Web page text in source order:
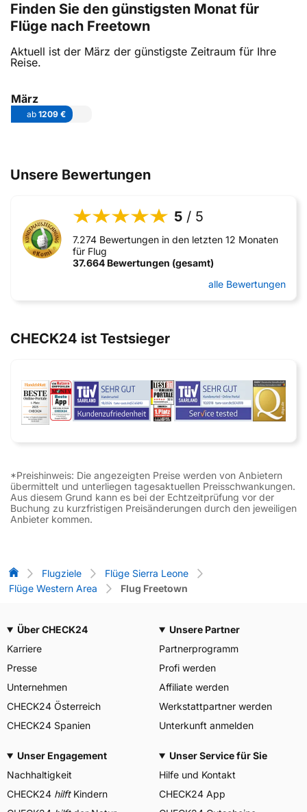
Finden Sie den günstigsten Monat für
Flüge nach Freetown
Aktuell ist der März der günstigste Zeitraum für Ihre
Reise.
März
ab 1209 €
Unsere Bewertungen
5 / 5
7.274 Bewertungen in den letzten 12 Monaten
für Flug
37.664 Bewertungen (gesamt)
alle Bewertungen
CHECK24 ist Testsieger
*Preishinweis: Die angezeigten Preise werden von Anbietern
übermittelt und unterliegen tagesaktuellen Preisschwankungen.
Aus diesem Grund kann es bei der Echtzeitprüfung vor der
Buchung zu kurzfristigen Preisänderungen durch den jeweiligen
Anbieter kommen.
Flug-Vergleich
Flugziele
Flüge Sierra Leone
Flüge Western Area
Flug Freetown
Über CHECK24
Karriere
Presse
Unternehmen
CHECK24 Österreich
CHECK24 Spanien
Unsere Partner
Partnerprogramm
Profi werden
Affiliate werden
Werkstattpartner werden
Unterkunft anmelden
Unser Engagement
Nachhaltigkeit
CHECK24 hilftKindern
Unser Service für Sie
Hilfe und Kontakt
CHECK24 App